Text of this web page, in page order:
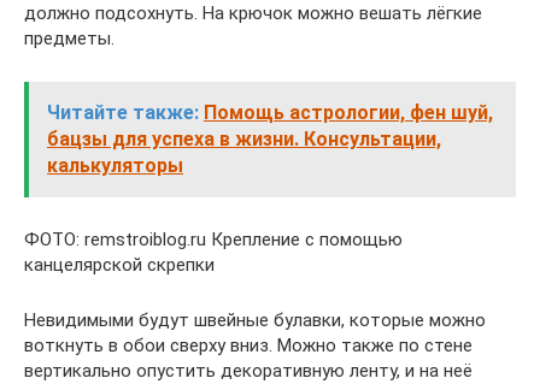
должно подсохнуть. На крючок можно вешать лёгкие
предметы.
Читайте также: Помощь астрологии, фен шуй,
бацзы для успеха в жизни. Консультации,
калькуляторы
ФОТО: remstroiblog.ru Крепление с помощью
канцелярской скрепки
Невидимыми будут швейные булавки, которые можно
воткнуть в обои сверху вниз. Можно также по стене
вертикально опустить декоративную ленту, и на неё